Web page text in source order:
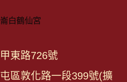
東路726號
區敦化路一段399號(擴